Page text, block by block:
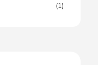
(1)